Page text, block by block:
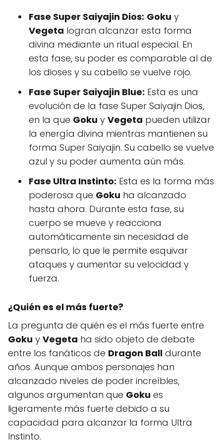
Fase Super Saiyajin Dios: Goku y
Vegeta logran alcanzar esta forma
divina mediante un ritual especial. En
esta fase, su poder es comparable al de
los dioses y su cabello se vuelve rojo.
Fase Super Saiyajin Blue: Esta es una
evolución de la fase Super Saiyajin Dios,
en la que Goku y Vegeta pueden utilizar
la energía divina mientras mantienen su
forma Super Saiyajin. Su cabello se vuelve
azul y su poder aumenta aún más.
Fase Ultra Instinto: Esta es la forma más
poderosa que Goku ha alcanzado
hasta ahora. Durante esta fase, su
cuerpo se mueve y reacciona
automáticamente sin necesidad de
pensarlo, lo que le permite esquivar
ataques y aumentar su velocidad y
fuerza.
¿Quién es el más fuerte?
La pregunta de quién es el más fuerte entre
Goku y Vegeta ha sido objeto de debate
entre los fanáticos de Dragon Ball durante
años. Aunque ambos personajes han
alcanzado niveles de poder increíbles,
algunos argumentan que Goku es
ligeramente más fuerte debido a su
capacidad para alcanzar la forma Ultra
Instinto.